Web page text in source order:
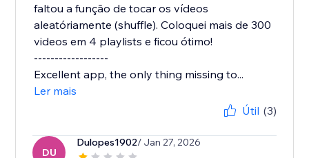
faltou a função de tocar os vídeos
aleatóriamente (shuffle). Coloquei mais de 300
videos em 4 playlists e ficou ótimo!
------------------
Excellent app, the only thing missing to...
Ler mais
Útil (3)
DU
Dulopes1902/ Jan 27, 2026